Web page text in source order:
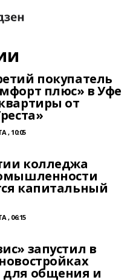
покупатель
плюс» в Уфе
от
, 10:05
колледжа
капитальный
, 06:15
запустил в
общения и